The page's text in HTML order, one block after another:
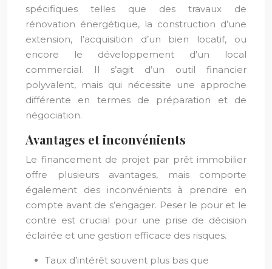
spécifiques telles que des travaux de
rénovation énergétique, la construction d’une
extension, l’acquisition d’un bien locatif, ou
encore le développement d’un local
commercial. Il s’agit d’un outil financier
polyvalent, mais qui nécessite une approche
différente en termes de préparation et de
négociation.
Avantages et inconvénients
Le financement de projet par prêt immobilier
offre plusieurs avantages, mais comporte
également des inconvénients à prendre en
compte avant de s’engager. Peser le pour et le
contre est crucial pour une prise de décision
éclairée et une gestion efficace des risques.
Taux d’intérêt souvent plus bas que